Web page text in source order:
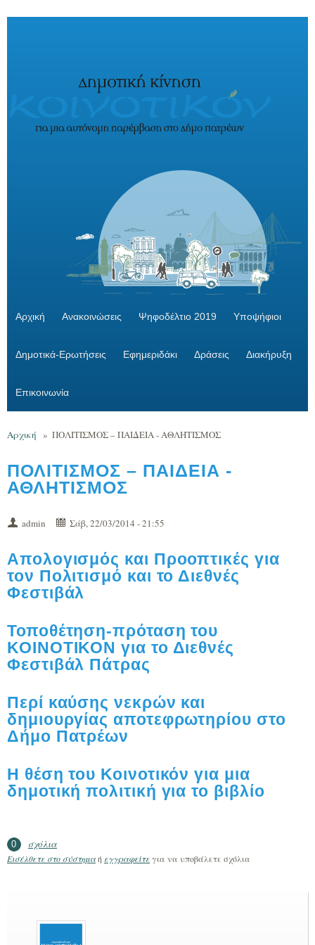
Αρχική Ανακοινώσεις Ψηφοδέλτιο 2019 Υποψήφιοι
Δημοτικά-Ερωτήσεις Εφημεριδάκι Δράσεις Διακήρυξη
Επικοινωνία
Αρχική » ΠΟΛΙΤΙΣΜΟΣ – ΠΑΙΔΕΙΑ - ΑΘΛΗΤΙΣΜΟΣ
ΠΟΛΙΤΙΣΜΟΣ – ΠΑΙΔΕΙΑ -
ΑΘΛΗΤΙΣΜΟΣ
admin Σάβ, 22/03/2014 - 21:55
Απολογισμός και Προοπτικές για
τον Πολιτισμό και το Διεθνές
Φεστιβάλ
Τοποθέτηση-πρόταση του
ΚΟΙΝΟΤΙΚΟΝ για το Διεθνές
Φεστιβάλ Πάτρας
Περί καύσης νεκρών και
δημιουργίας αποτεφρωτηρίου στο
Δήμο Πατρέων
Η θέση του Κοινοτικόν για μια
δημοτική πολιτική για το βιβλίο
0 σχόλια
Εισέλθετε στο σύστημαή εγγραφείτεγια να υποβάλετε σχόλια